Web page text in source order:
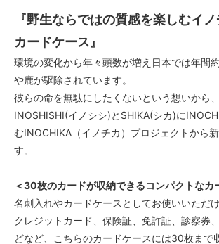
『野生ならではの質感を楽しむイ
カードケース』
環境の変化から年々頭数が増え日本では年間
や鹿が駆除されています。
彼らの命を無駄にしたくないという想いから
INOSHISHI(イノシシ)とSHIKA(シカ)に
むINOCHIKA（イノチカ）プロジェクトから
す。
＜30枚のカードが収納できるコンパクトなカ
名刺入れやカードケースとしてお使いいただ
クレジットカード、保険証、免許証、診察券
どなど、こちらのカードケースには30枚まで